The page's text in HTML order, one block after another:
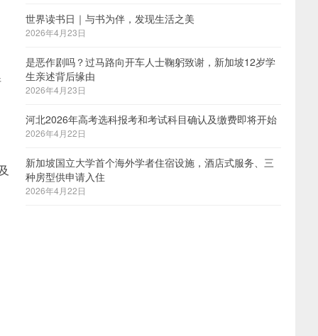
世界读书日｜与书为伴，发现生活之美
2026年4月23日
是恶作剧吗？过马路向开车人士鞠躬致谢，新加坡12岁学
生亲述背后缘由
2026年4月23日
河北2026年高考选科报考和考试科目确认及缴费即将开始
2026年4月22日
新加坡国立大学首个海外学者住宿设施，酒店式服务、三
种房型供申请入住
2026年4月22日